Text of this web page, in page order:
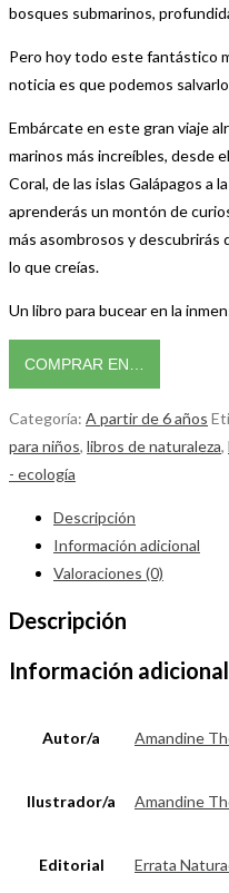
bosques submarinos,
Pero hoy todo este fantástico
noticia es que podemos
Embárcate en este gran viaje
marinos más increíbles, desde
Coral, de las islas Galápagos a
aprenderás un montón de
más asombrosos y
lo que creías.
Un libro para bucear en la
COMPRAR EN…
Categoría: A partir de 6 años
para niños, libros de naturaleza,
- ecología
Descripción
Información adicional
Valoraciones (0)
Descripción
Información adicional
Autor/a Amandine
Ilustrador/a Amandine
Editorial Errata